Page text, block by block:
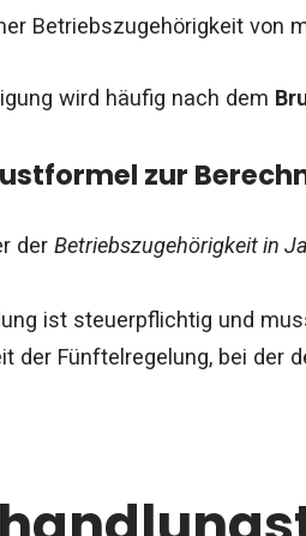
Betriebszugehörigkeit von
wird häufig nach dem
zur
der Betriebszugehörigkeit in
ist steuerpflichtig und
der Fünftelregelung, bei der